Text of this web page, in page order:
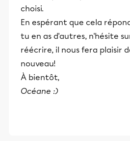
choisi.
En espérant que cela
tu en as d'autres, n'hésite
réécrire, il nous fera plaisir
nouveau!
À bientôt,
Océane :)